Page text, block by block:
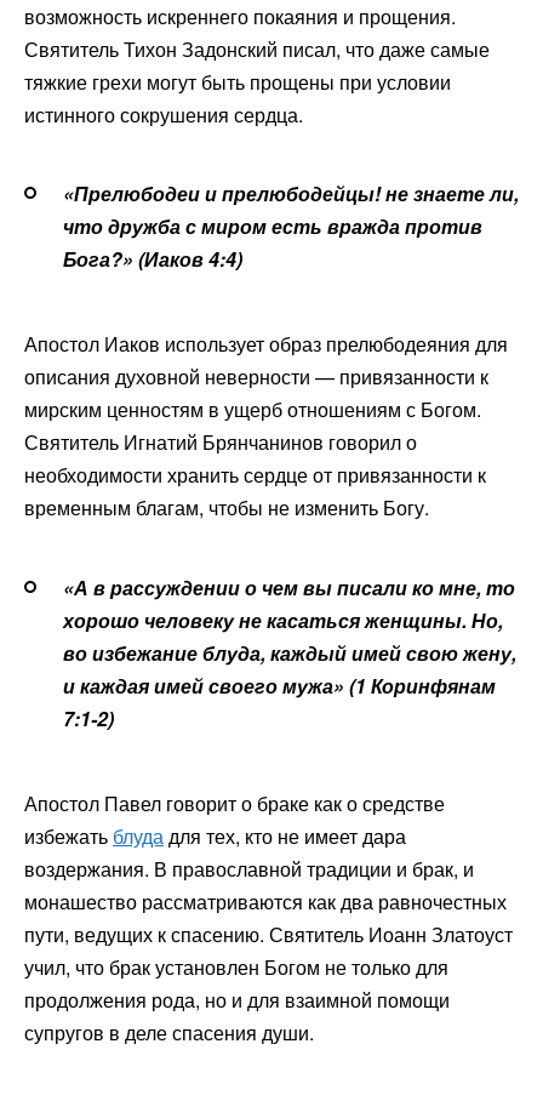
возможность искреннего покаяния и прощения.
Святитель Тихон Задонский писал, что даже самые
тяжкие грехи могут быть прощены при условии
истинного сокрушения сердца.
«Прелюбодеи и прелюбодейцы! не знаете ли,
что дружба с миром есть вражда против
Бога?» (Иаков 4:4)
Апостол Иаков использует образ прелюбодеяния для
описания духовной неверности — привязанности к
мирским ценностям в ущерб отношениям с Богом.
Святитель Игнатий Брянчанинов говорил о
необходимости хранить сердце от привязанности к
временным благам, чтобы не изменить Богу.
«А в рассуждении о чем вы писали ко мне, то
хорошо человеку не касаться женщины. Но,
во избежание блуда, каждый имей свою жену,
и каждая имей своего мужа» (1 Коринфянам
7:1-2)
Апостол Павел говорит о браке как о средстве
избежать блудадля тех, кто не имеет дара
воздержания. В православной традиции и брак, и
монашество рассматриваются как два равночестных
пути, ведущих к спасению. Святитель Иоанн Златоуст
учил, что брак установлен Богом не только для
продолжения рода, но и для взаимной помощи
супругов в деле спасения души.